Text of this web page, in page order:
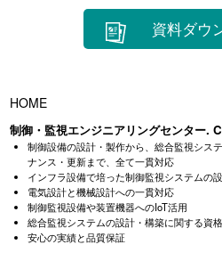
資料ダウ
HOME
制御・監視エンジニアリングセンター.
制御設備の設計・製作から、総合監視シス
ナンス・更新まで、全て一貫対応
インフラ設備で培った制御監視システムの
電気設計と機械設計への一貫対応
制御監視設備や装置機器へのIoT活用
総合監視システムの設計・構築に関する資
安心の実績と品質保証